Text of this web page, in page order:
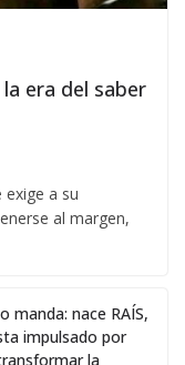
era del saber
exige a su
al margen,
manda: nace RAÍS,
impulsado por
la